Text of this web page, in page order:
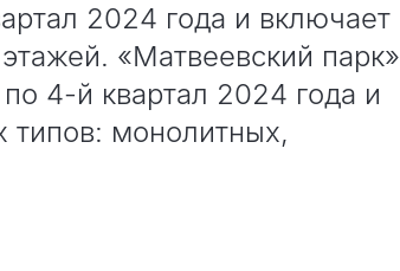
2024 года и включает
«Матвеевский парк»
4-й квартал 2024 года и
типов: монолитных,